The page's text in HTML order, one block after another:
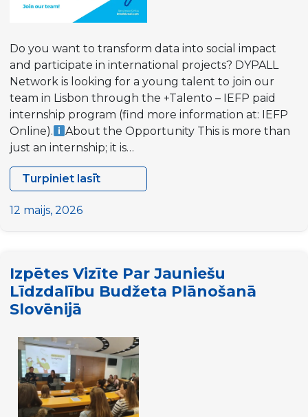
Do you want to transform data into social impact
and participate in international projects? DYPALL
Network is looking for a young talent to join our
team in Lisbon through the +Talento – IEFP paid
internship program (find more information at: IEFP
Online).
About the Opportunity This is more than
just an internship; it is…
Turpiniet lasīt
We
“+Talento”
(Public
Data
Analyst)
12 maijs, 2026
Izpētes Vizīte Par Jauniešu
Līdzdalību Budžeta Plānošanā
Slovēnijā